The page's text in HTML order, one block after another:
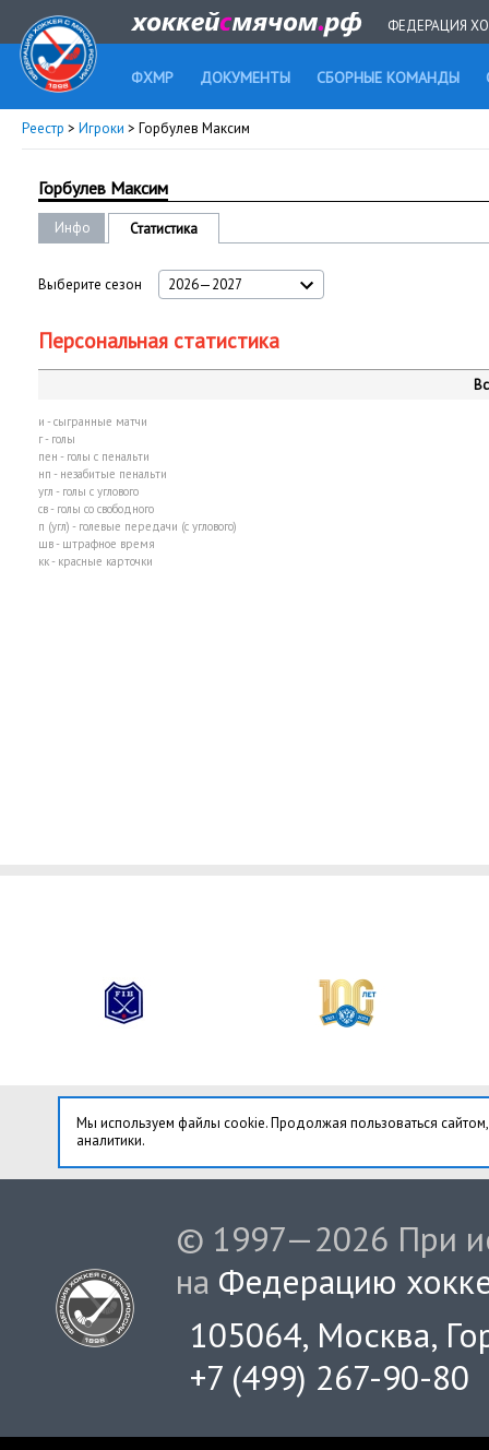
ФЕДЕРАЦИЯ
ФХМР ДОКУМЕНТЫ СБОРНЫЕ КОМАНДЫ
Реестр > Игроки > Горбулев Максим
Горбулев Максим
Инфо Статистика
Выберите сезон 2026—2027
Персональная статистика
и - сыгранные матчи
г - голы
пен - голы с пенальти
нп - незабитые пенальти
угл - голы с углового
св - голы со свободного
п (угл) - голевые передачи (с углового)
шв - штрафное время
кк - красные карточки
Мы используем файлы cookie. Продолжая пользоваться
аналитики.
© 1997—2026 При
на Федерацию
105064, Москва,
+7 (499) 267-90-80